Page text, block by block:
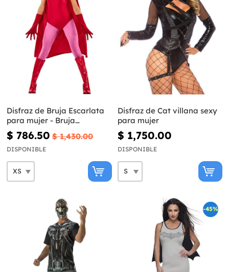
Disfraz de Bruja Escarlata
para mujer - Bruja
Escarlata y Visión
$ 786.50 $ 1,430.00
DISPONIBLE
Disfraz de Cat villana sexy
para mujer
$ 1,750.00
DISPONIBLE
-45%